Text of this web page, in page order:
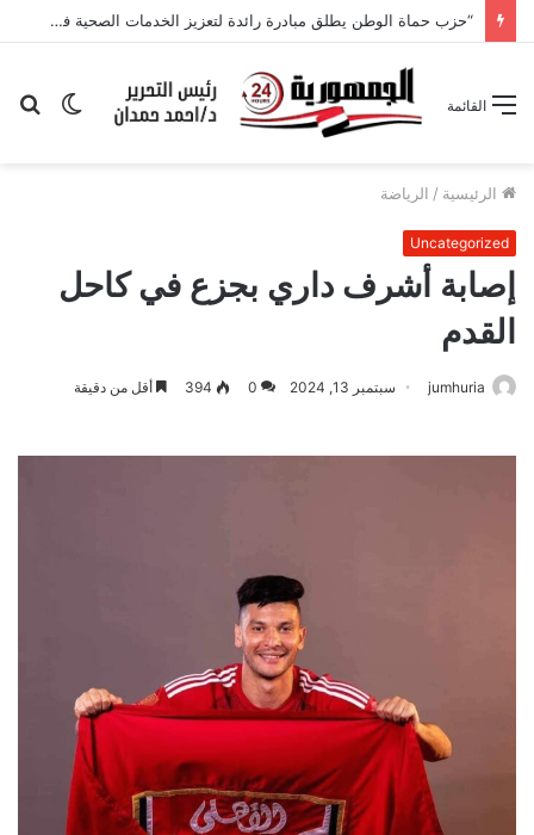
الوضع
القائمة
الرئيسية / الرياضة
Uncategorized
إصابة أشرف داري بجزع في كاحل
القدم
jumhuria سبتمبر 13, 2024 0
394 أقل من دقيقة